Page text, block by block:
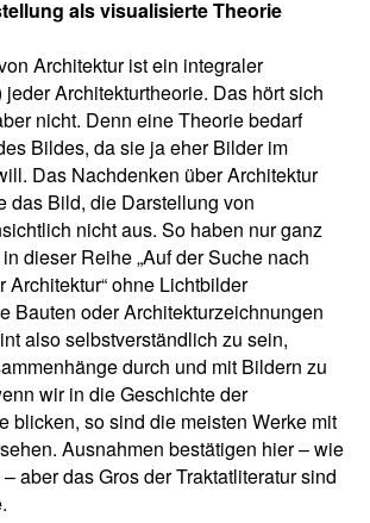
als visualisierte Theorie
Architektur ist ein integraler
jeder Architekturtheorie. Das hört sich
nicht. Denn eine Theorie bedarf
Bildes, da sie ja eher Bilder im
Das Nachdenken über Architektur
das Bild, die Darstellung von
nicht aus. So haben nur ganz
dieser Reihe „Auf der Suche nach
Architektur“ ohne Lichtbilder
Bauten oder Architekturzeichnungen
also selbstverständlich zu sein,
durch und mit Bildern zu
wir in die Geschichte der
blicken, so sind die meisten Werke mit
Ausnahmen bestätigen hier – wie
aber das Gros der Traktatliteratur sind